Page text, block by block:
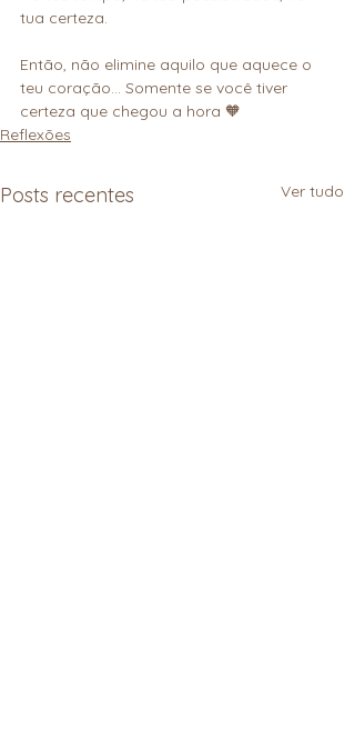
tua certeza.
Então, não elimine aquilo que aquece o
teu coração… Somente se você tiver
certeza que chegou a hora 🧡
Reflexões
Posts recentes Ver tudo